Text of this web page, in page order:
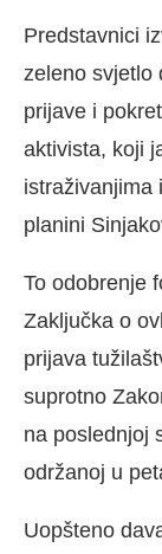
Predstavnici
zeleno svjetlo
prijave i
aktivista, koji
istraživanjima
planini
To odobrenje
Zaključka o
prijava
suprotno
na poslednjoj
održanoj u
Uopšteno